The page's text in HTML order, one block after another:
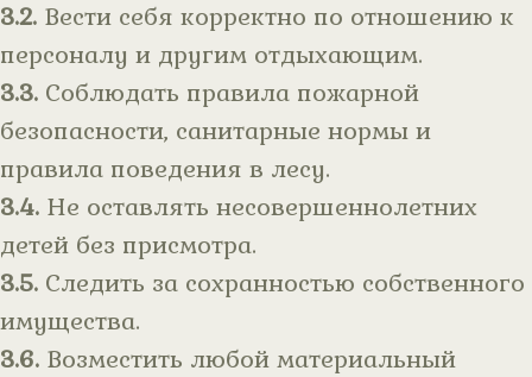
3.2. Вести себя корректно по отношению к
персоналу и другим отдыхающим.
3.3. Соблюдать правила пожарной
безопасности, санитарные нормы и
правила поведения в лесу.
3.4. Не оставлять несовершеннолетних
детей без присмотра.
3.5. Следить за сохранностью собственного
имущества.
3.6. Возместить любой материальный